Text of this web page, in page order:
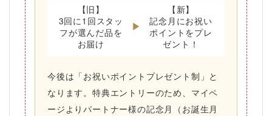
【旧】
3回に1回スタッ
フが選んだ品を
お届け
▶
【新】
記念月にお祝い
ポイント をプレ
ゼント！
今後は「お祝いポイントプレゼント制」と
なります。特典エントリーのため、マイペ
ージよりパートナー様の記念月（お誕生月